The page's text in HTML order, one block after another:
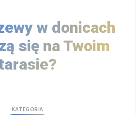
w donicach
się na Twoim
KATEGORIA